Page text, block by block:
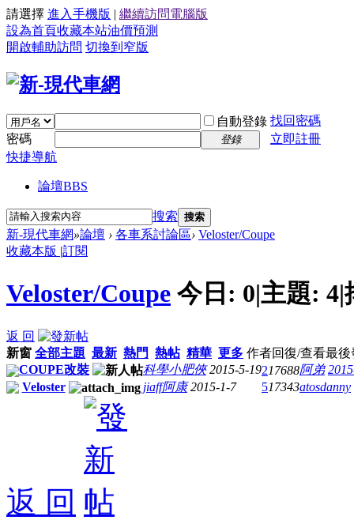
請選擇 進入手機版 | 繼續訪問電腦版
設為首頁收藏本站油價預測
開啟輔助訪問 切換到窄版
自動登錄 找回密碼
密碼
登錄
立即註冊
快捷導航
論壇BBS
搜索 搜索
新-現代車網»論壇 › 各車系討論區› Veloster/Coupe
收藏本版 |訂閱
Veloster/Coupe 今日: 0|主題: 4|
返 回
新窗 全部主題 最新 熱門 熱帖 精華 更多 作者回復/查看最後
COUPE改裝
科學小肥俠 2015-5-19217688阿弟
Veloster
jiaff阿康 2015-1-7 517343atosdanny
返 回